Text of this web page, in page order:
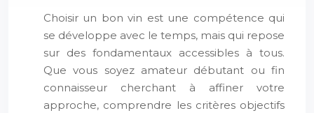
Choisir un bon vin est une compétence qui
se développe avec le temps, mais qui repose
sur des fondamentaux accessibles à tous.
Que vous soyez amateur débutant ou fin
connaisseur cherchant à affiner votre
approche, comprendre les critères objectifs